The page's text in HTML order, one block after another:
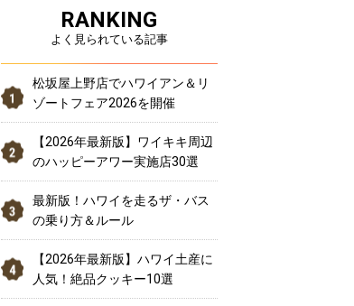
RANKING
よく見られている記事
松坂屋上野店でハワイアン＆リ
ゾートフェア2026を開催
【2026年最新版】ワイキキ周辺
のハッピーアワー実施店30選
最新版！ハワイを走るザ・バス
の乗り方＆ルール
【2026年最新版】ハワイ土産に
人気！絶品クッキー10選